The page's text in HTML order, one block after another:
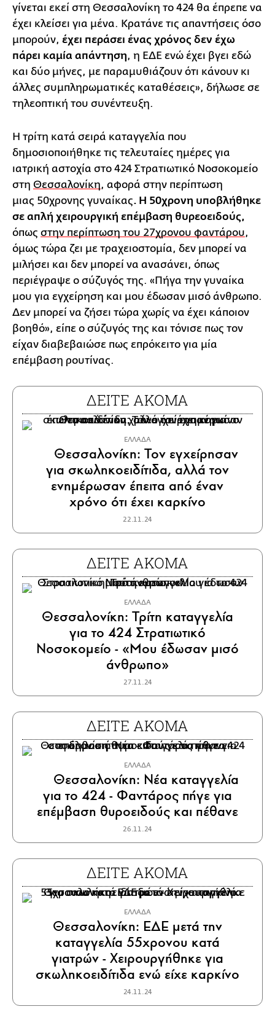
γίνεται εκεί στη Θεσσαλονίκη το 424 θα έπρεπε να
έχει κλείσει για μένα. Κρατάνε τις απαντήσεις όσο
μπορούν, έχει περάσει ένας χρόνος δεν έχω
πάρει καμία απάντηση, η ΕΔΕ ενώ έχει βγει εδώ
και δύο μήνες, με παραμυθιάζουν ότι κάνουν κι
άλλες συμπληρωματικές καταθέσεις», δήλωσε σε
τηλεοπτική του συνέντευξη.
Η τρίτη κατά σειρά καταγγελία που
δημοσιοποιήθηκε τις τελευταίες ημέρες για
ιατρική αστοχία στο 424 Στρατιωτικό Νοσοκομείο
στη Θεσσαλονίκη, αφορά στην περίπτωση
μιας 50χρονης γυναίκας. Η 50χρονη υποβλήθηκε
σε απλή χειρουργική επέμβαση θυρεοειδούς,
όπως στην περίπτωση του 27χρονου φαντάρου,
όμως τώρα ζει με τραχειοστομία, δεν μπορεί να
μιλήσει και δεν μπορεί να ανασάνει, όπως
περιέγραψε ο σύζυγός της. «Πήγα την γυναίκα
μου για εγχείρηση και μου έδωσαν μισό άνθρωπο.
Δεν μπορεί να ζήσει τώρα χωρίς να έχει κάποιον
βοηθό», είπε ο σύζυγός της και τόνισε πως τον
είχαν διαβεβαιώσε πως επρόκειτο για μία
επέμβαση ρουτίνας.
ΔΕΙΤΕ ΑΚΟΜΑ
ΕΛΛΑΔΑ
Θεσσαλονίκη: Τον εγχείρησαν
για σκωληκοειδίτιδα, αλλά τον
ενημέρωσαν έπειτα από έναν
χρόνο ότι έχει καρκίνο
22.11.24
ΔΕΙΤΕ ΑΚΟΜΑ
ΕΛΛΑΔΑ
Θεσσαλονίκη: Τρίτη καταγγελία
για το 424 Στρατιωτικό
Νοσοκομείο - «Μου έδωσαν μισό
άνθρωπο»
27.11.24
ΔΕΙΤΕ ΑΚΟΜΑ
ΕΛΛΑΔΑ
Θεσσαλονίκη: Νέα καταγγελία
για το 424 - Φαντάρος πήγε για
επέμβαση θυροειδούς και πέθανε
26.11.24
ΔΕΙΤΕ ΑΚΟΜΑ
ΕΛΛΑΔΑ
Θεσσαλονίκη: ΕΔΕ μετά την
καταγγελία 55χρονου κατά
γιατρών - Χειρουργήθηκε για
σκωληκοειδίτιδα ενώ είχε καρκίνο
24.11.24